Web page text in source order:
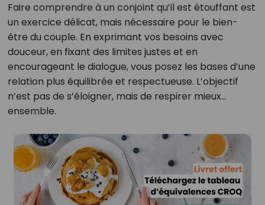
Faire comprendre à un conjoint qu’il est étouffant est
un exercice délicat, mais nécessaire pour le bien-
être du couple. En exprimant vos besoins avec
douceur, en fixant des limites justes et en
encourageant le dialogue, vous posez les bases d’une
relation plus équilibrée et respectueuse. L’objectif
n’est pas de s’éloigner, mais de respirer mieux…
ensemble.